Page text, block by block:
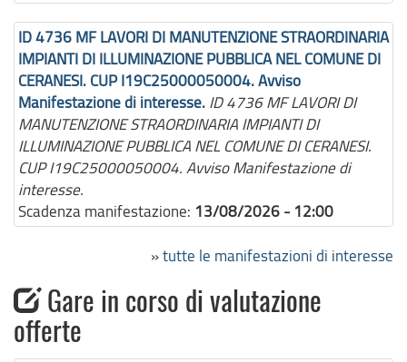
ID 4736 MF LAVORI DI MANUTENZIONE STRAORDINARIA
IMPIANTI DI ILLUMINAZIONE PUBBLICA NEL COMUNE DI
CERANESI. CUP I19C25000050004. Avviso
Manifestazione di interesse. ID 4736 MF LAVORI DI
MANUTENZIONE STRAORDINARIA IMPIANTI DI
ILLUMINAZIONE PUBBLICA NEL COMUNE DI CERANESI.
CUP I19C25000050004. Avviso Manifestazione di
interesse.
Scadenza manifestazione: 13/08/2026 - 12:00
»tutte le manifestazioni di interesse
Gare in corso di valutazione
offerte